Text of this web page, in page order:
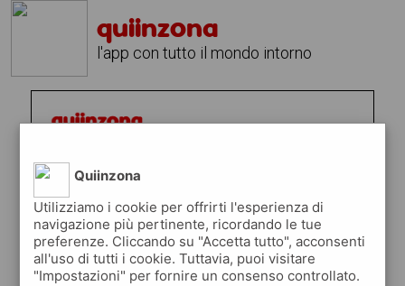
quiinzona
l'app con tutto il mondo intorno
Quiinzona
Utilizziamo i cookie per offrirti l'esperienza di
navigazione più pertinente, ricordando le tue
preferenze. Cliccando su "Accetta tutto", acconsenti
all'uso di tutti i cookie. Tuttavia, puoi visitare
"Impostazioni" per fornire un consenso controllato.